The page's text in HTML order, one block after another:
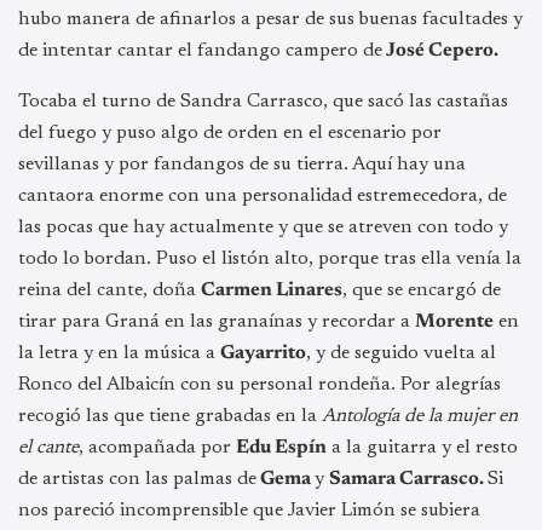
hubo manera de afinarlos a pesar de sus buenas facultades y
de intentar cantar el fandango campero deJosé Cepero.
Tocaba el turno de Sandra Carrasco, que sacó las castañas
del fuego y puso algo de orden en el escenario por
sevillanas y por fandangos de su tierra. Aquí hay una
cantaora enorme con una personalidad estremecedora, de
las pocas que hay actualmente y que se atreven con todo y
todo lo bordan. Puso el listón alto, porque tras ella venía la
reina del cante, doña Carmen Linares, que se encargó de
tirar para Graná en las granaínas y recordar a Morente en
la letra y en la música a Gayarrito, y de seguido vuelta al
Ronco del Albaicín con su personal rondeña. Por alegrías
recogió las que tiene grabadas en la Antología de la mujer en
el cante, acompañada por Edu Espín a la guitarra y el resto
de artistas con las palmas deGemaySamara Carrasco.Si
nos pareció incomprensible que Javier Limón se subiera